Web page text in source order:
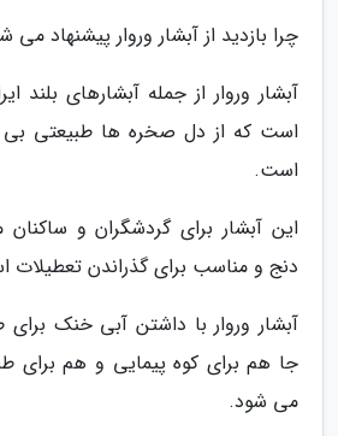
چرا بازدید از آبشار وروار پیشنهاد می
آبشار وروار از جمله آبشارهای بلند
است که از دل صخره ها طبیعتی بی
است.
این آبشار برای گردشگران و
دنج و مناسب برای گذراندن تعطیلات
آبشار وروار با داشتن آبی خنک
جا هم برای کوه پیمایی و هم
می شود.